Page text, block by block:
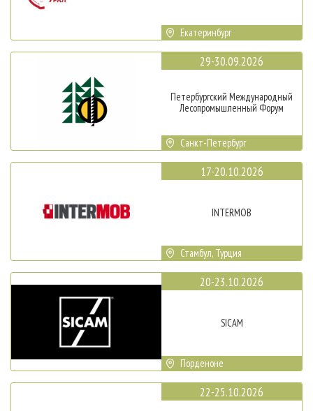
Екатеринбург
29-30.09.2026
Петербургский Международный
Лесопромышленный Форум
Санкт-Петербург
17-20.10.2026
INTERMOB
Стамбул, Турция
20-23.10.2026
SICAM
Порденоне
22-25.10.2026